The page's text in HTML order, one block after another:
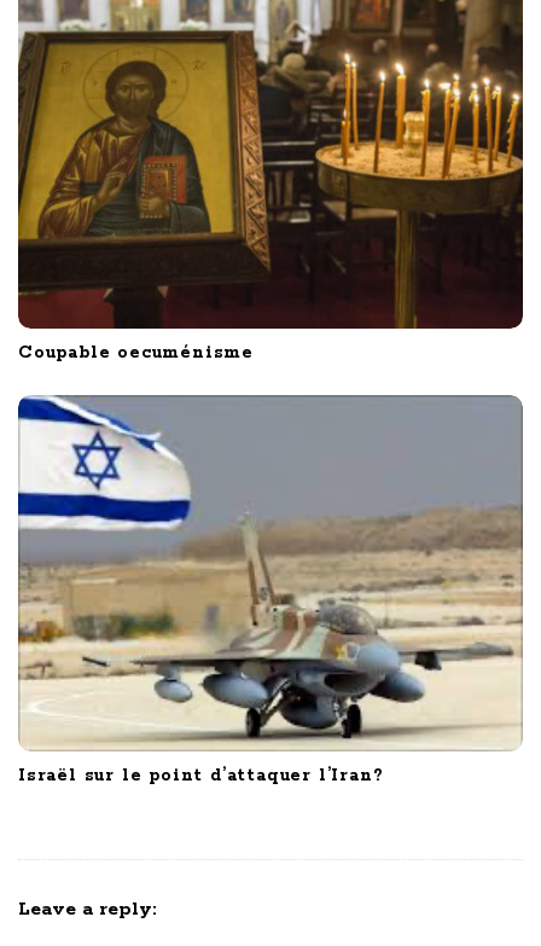
Coupable oecuménisme
Israël sur le point d’attaquer l’Iran?
Leave a reply: